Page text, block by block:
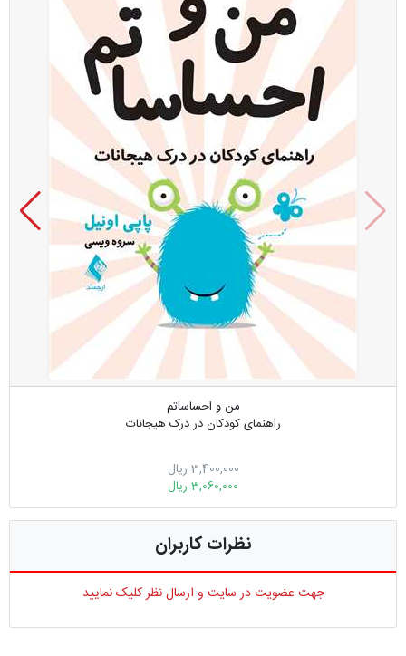
من و احساساتم
راهنمای کودکان در درک هیجانات
3,400,000 ریال
3,060,000 ریال
نظرات کاربران
جهت عضویت در سایت و ارسال نظر کلیک نمایید